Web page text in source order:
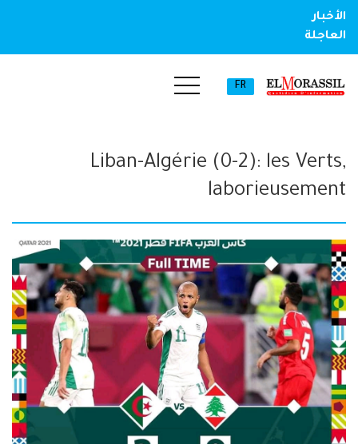
الأخبار
العاجلة
FR
Liban-Algérie (0-2): les Verts,
laborieusement